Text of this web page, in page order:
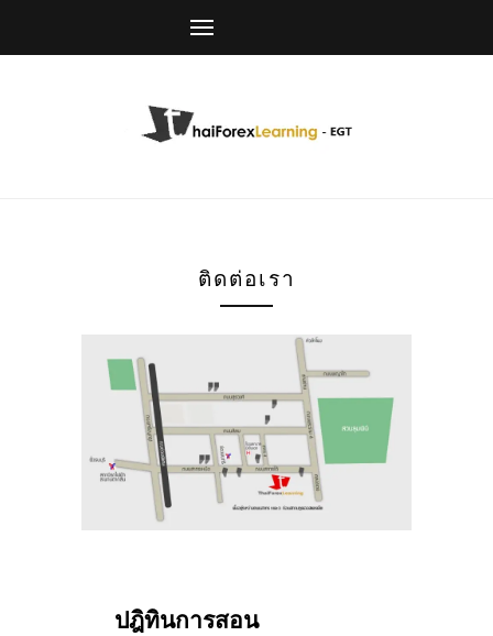
ติดต่อเรา
ปฎิทินการสอน